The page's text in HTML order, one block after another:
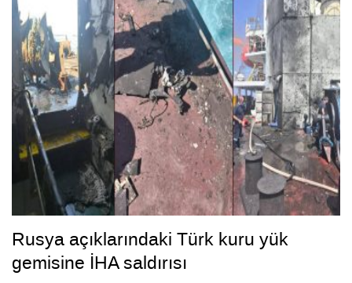
Rusya açıklarındaki Türk kuru yük
gemisine İHA saldırısı